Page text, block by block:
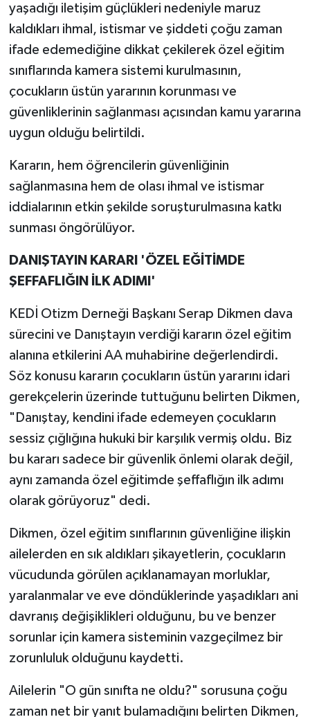
yaşadığı iletişim güçlükleri nedeniyle maruz
kaldıkları ihmal, istismar ve şiddeti çoğu zaman
ifade edemediğine dikkat çekilerek özel eğitim
sınıflarında kamera sistemi kurulmasının,
çocukların üstün yararının korunması ve
güvenliklerinin sağlanması açısından kamu yararına
uygun olduğu belirtildi.
Kararın, hem öğrencilerin güvenliğinin
sağlanmasına hem de olası ihmal ve istismar
iddialarının etkin şekilde soruşturulmasına katkı
sunması öngörülüyor.
DANIŞTAYIN KARARI 'ÖZEL EĞİTİMDE
ŞEFFAFLIĞIN İLK ADIMI'
KEDİ Otizm Derneği Başkanı Serap Dikmen dava
sürecini ve Danıştayın verdiği kararın özel eğitim
alanına etkilerini AA muhabirine değerlendirdi.
Söz konusu kararın çocukların üstün yararını idari
gerekçelerin üzerinde tuttuğunu belirten Dikmen,
"Danıştay, kendini ifade edemeyen çocukların
sessiz çığlığına hukuki bir karşılık vermiş oldu. Biz
bu kararı sadece bir güvenlik önlemi olarak değil,
aynı zamanda özel eğitimde şeffaflığın ilk adımı
olarak görüyoruz" dedi.
Dikmen, özel eğitim sınıflarının güvenliğine ilişkin
ailelerden en sık aldıkları şikayetlerin, çocukların
vücudunda görülen açıklanamayan morluklar,
yaralanmalar ve eve döndüklerinde yaşadıkları ani
davranış değişiklikleri olduğunu, bu ve benzer
sorunlar için kamera sisteminin vazgeçilmez bir
zorunluluk olduğunu kaydetti.
Ailelerin "O gün sınıfta ne oldu?" sorusuna çoğu
zaman net bir yanıt bulamadığını belirten Dikmen,